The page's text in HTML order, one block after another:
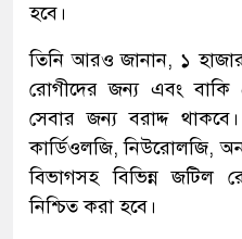
হবে।
তিনি আরও জানান, ১
রোগীদের জন্য এবং বাকি
সেবার জন্য বরাদ্দ
কার্ডিওলজি, নিউরোলজি,
বিভাগসহ বিভিন্ন জটিল
নিশ্চিত করা হবে।